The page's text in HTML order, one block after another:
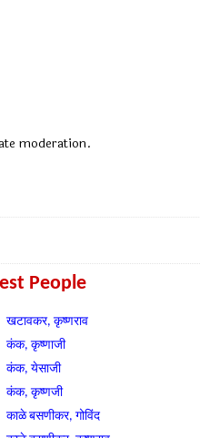
moderation.
People
खटावकर, कृष्णराव
कंक, कृष्णाजी
कंक, येसाजी
कंक, कृष्णजी
काळे बसणीकर, गोविंद